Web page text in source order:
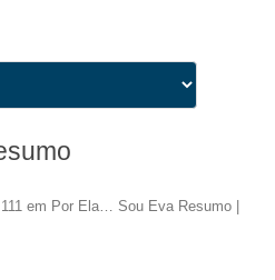
em Por Ela… Sou Eva Resumo |